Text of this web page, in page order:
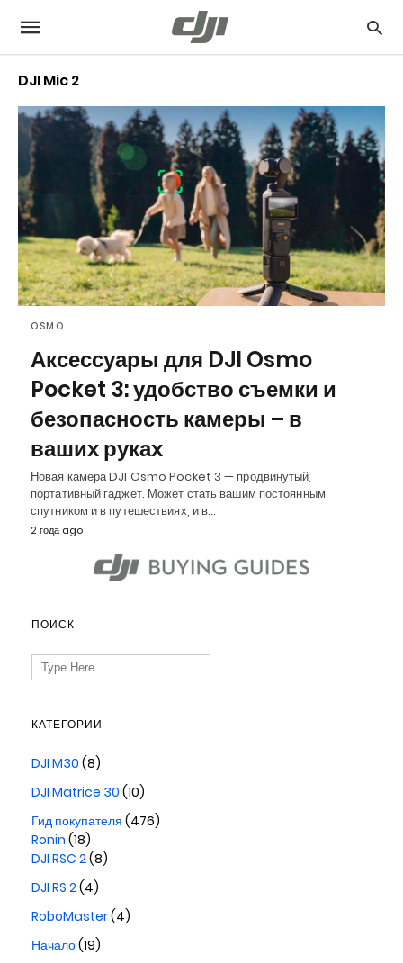
DJI Mic 2
OSMO
Аксессуары для DJI Osmo
Pocket 3: удобство съемки и
безопасность камеры – в
ваших руках
Новая камера DJI Osmo Pocket 3 — продвинутый,
портативный гаджет. Может стать вашим постоянным
спутником и в путешествиях, и в…
2 года ago
ПОИСК
Search
for:
КАТЕГОРИИ
DJI M30 (8)
DJI Matrice 30 (10)
Гид покупателя (476)
Ronin (18)
DJI RSC 2(8)
DJI RS 2(4)
RoboMaster(4)
Начало(19)